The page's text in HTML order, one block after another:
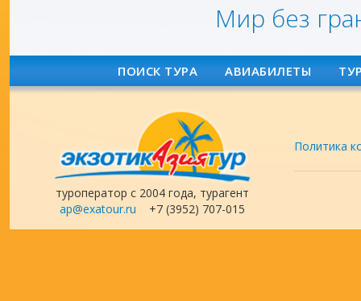
Мир без
ПОИСК ТУРА АВИАБИЛЕТЫ
туроператор с 2004 года, турагент
ap@exatour.ru +7 (3952) 707-015
Политика